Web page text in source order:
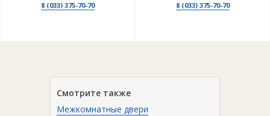
8 (033) 375-70-70 8 (033) 375-70-70
Смотрите также
Межкомнатные двери